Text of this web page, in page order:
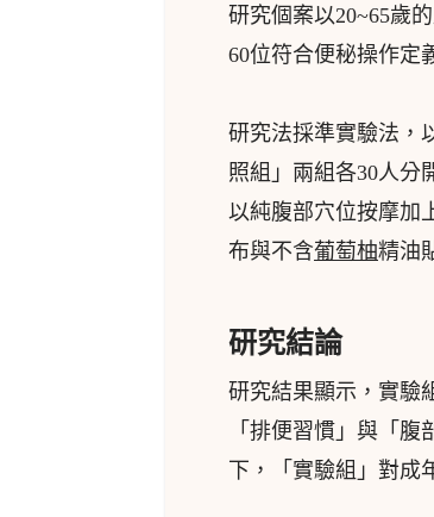
研究個案以20~65歲
60位符合便秘操作定
研究法採準實驗法，
照組」兩組各30人分
以純腹部穴位按摩加
布與不含葡萄柚精油
研究結論
研究結果顯示，實驗
「排便習慣」與「
下，「實驗組」對成